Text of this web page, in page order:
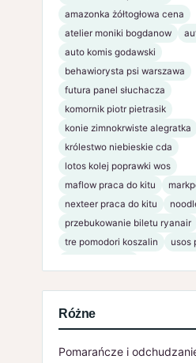
amazonka żółtogłowa cena
atelier moniki bogdanow
auto komis godawski
behawiorysta psi warszawa
futura panel słuchacza
komornik piotr pietrasik
konie zimnokrwiste alegratka
królestwo niebieskie cda
lotos kolej poprawki wos
maflow praca do kitu
nexteer praca do kitu
przebukowanie biletu ryanair
tre pomodori koszalin
usos
Różne
Pomarańcze i